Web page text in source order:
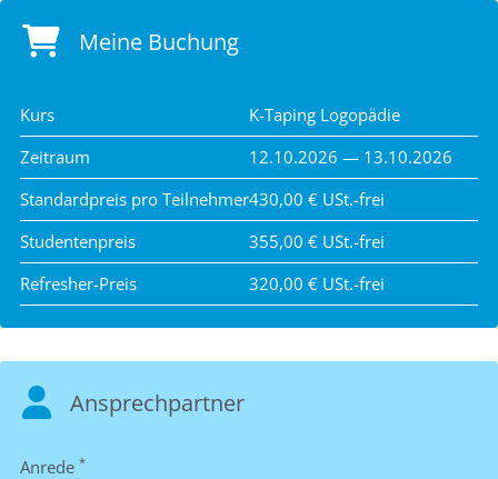
Meine Buchung
Kurs
K-Taping Logopädie
Zeitraum
12.10.2026 — 13.10.2026
Standardpreis pro Teilnehmer430,00 € USt.-frei
Studentenpreis
355,00 € USt.-frei
Refresher-Preis
320,00 € USt.-frei
Ansprechpartner
Anrede *